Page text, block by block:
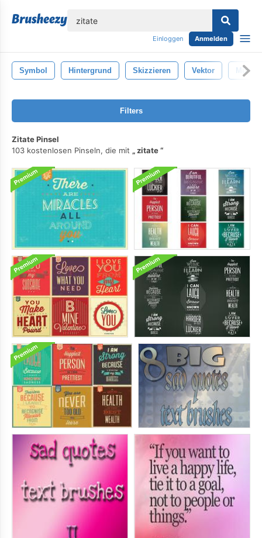
Einloggen Anmelden
Symbol Hintergrund Skizzieren Vektor Münze
Filters
Zitate Pinsel
103 kostenlosen Pinseln, die mit
zitate